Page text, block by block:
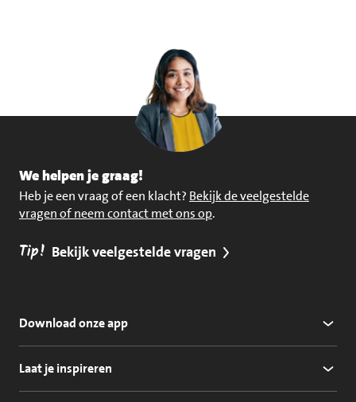
We helpen je graag!
Heb je een vraag of een klacht? Bekijk de veelgestelde
vragen of neem contact met ons op.
Tip! Bekijk veelgestelde vragen
Download onze app
Laat je inspireren